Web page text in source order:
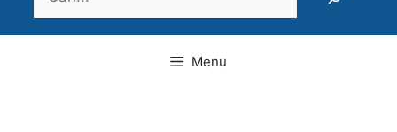
Menu